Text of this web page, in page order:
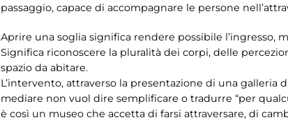
passaggio, capace di accompagnare le persone
Aprire una soglia significa rendere possibile l’ingresso,
Significa riconoscere la pluralità dei corpi, delle
spazio da abitare.
L’intervento, attraverso la presentazione di una galleria
mediare non vuol dire semplificare o tradurre “per
è così un museo che accetta di farsi attraversare, di